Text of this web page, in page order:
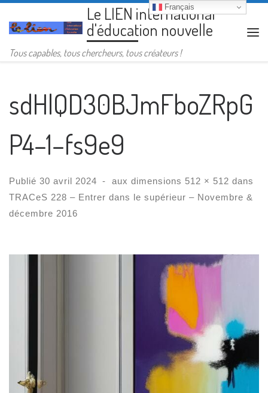
Passer au contenuLe LIEN international
d'éducation nouvelle
Tous capables, tous chercheurs, tous créateurs !
sdHlQD30BJmFboZRpG
P4–1–fs9e9
Publié 30 avril 2024 - aux dimensions 512 × 512 dans
TRACeS 228 – Entrer dans le supérieur – Novembre &
décembre 2016
Navigation des images
Français